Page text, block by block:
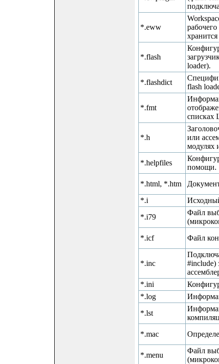
*.eww
*.flash
loader).
*.flashdict
flash
*.fmt
списках
*.h
или
модулях
*.helpfiles
помощи.
*.html, *.htm
*.i
*.i79
Файл
*.icf
Файл
*.inc
#include)
*.ini
*.log
*.lst
*.mac
*.menu
Файл